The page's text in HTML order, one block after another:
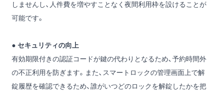
しませんし、人件費を増やすことなく夜間利用枠を設けることが
可能です。
● セキュリティの向上
有効期限付きの認証コードが鍵の代わりとなるため、予約時間外
の不正利用を防ぎます。また、スマートロックの管理画面上で解
錠履歴を確認できるため、誰がいつどのロックを解錠したかを把